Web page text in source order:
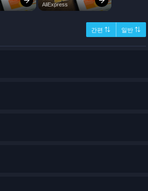
간편 ⇅ 일반 ⇅